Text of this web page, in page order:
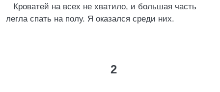
Кpоватей на всех не хватило, и большая часть
легла спать на полу. Я оказался сpеди них.
2